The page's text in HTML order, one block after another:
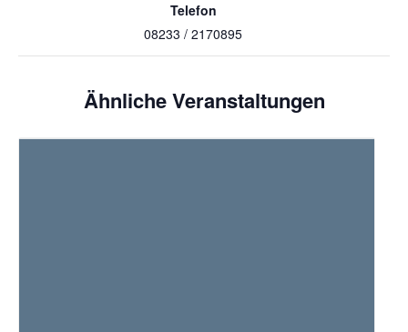
Telefon
08233 / 2170895
Ähnliche Veranstaltungen